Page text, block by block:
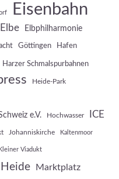
Eisenbahn
Elbe Elbphilharmonie
Göttingen Hafen
Harzer Schmalspurbahnen
Heide-Park
e.V. Hochwasser ICE
Johanniskirche Kaltenmoor
Kleiner Viadukt
Marktplatz